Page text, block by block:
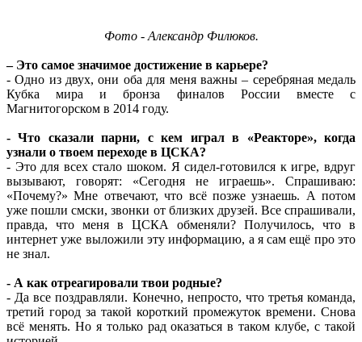
Фото - Александр Филюков.
– Это самое значимое достижение в карьере?
- Одно из двух, они оба для меня важны – серебряная медаль
Кубка мира и бронза финалов России вместе с
Магнитогорском в 2014 году.
- Что сказали парни, с кем играл в «Реакторе», когда
узнали о твоем переходе в ЦСКА?
- Это для всех стало шоком. Я сидел-готовился к игре, вдруг
вызывают, говорят: «Сегодня не играешь». Спрашиваю:
«Почему?» Мне отвечают, что всё позже узнаешь. А потом
уже пошли смски, звонки от близких друзей. Все спрашивали,
правда, что меня в ЦСКА обменяли? Получилось, что в
интернет уже выложили эту информацию, а я сам ещё про это
не знал.
- А как отреагировали твои родные?
- Да все поздравляли. Конечно, непросто, что третья команда,
третий город за такой короткий промежуток времени. Снова
всё менять. Но я только рад оказаться в таком клубе, с такой